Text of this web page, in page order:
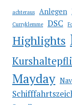
achteraus Anlegen
Curryklemme
DSC
Highlights
Mayday